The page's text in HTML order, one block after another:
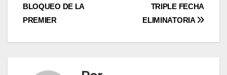
TRIPLE FECHA
ELIMINATORIA
BLOQUEO DE LA
PREMIER